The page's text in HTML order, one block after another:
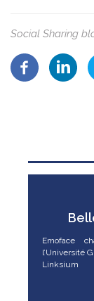
Social Sharing
Emoface
l’Université
Linksium